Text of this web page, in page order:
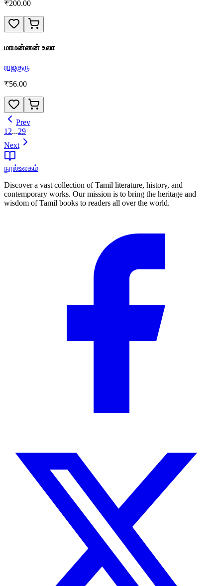
₹200.00
மாமன்னன் உலா
ராஜகுரு
₹56.00
Prev
1 2...29
Next
நூல்உலகம்
Discover a vast collection of Tamil literature, history, and
contemporary works. Our mission is to bring the heritage and
wisdom of Tamil books to readers all over the world.